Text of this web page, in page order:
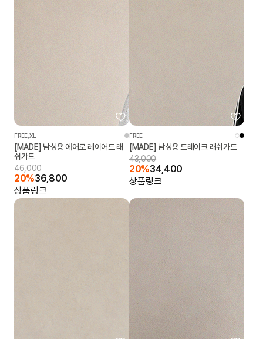
FREE,XL
[MADE] 남성용 에어로 레이어드 래
쉬가드
46,000
20%36,800
상품링크
FREE
[MADE] 남성용 드레이크 래쉬가드
43,000
20%34,400
상품링크